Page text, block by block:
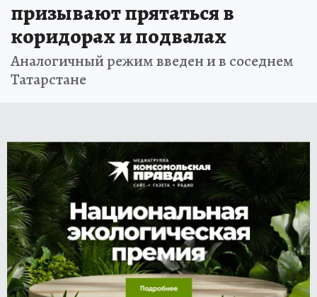
призывают прятаться в
коридорах и подвалах
Аналогичный режим введен и в соседнем
Татарстане